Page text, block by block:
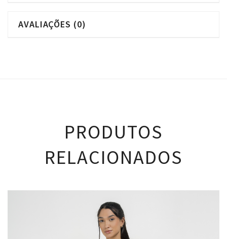
AVALIAÇÕES (0)
PRODUTOS
RELACIONADOS